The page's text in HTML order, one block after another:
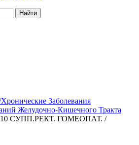
Найти
Заболевания
Желудочно-Кишечного Тракта
СУПП.РЕКТ. ГОМЕОПАТ. /